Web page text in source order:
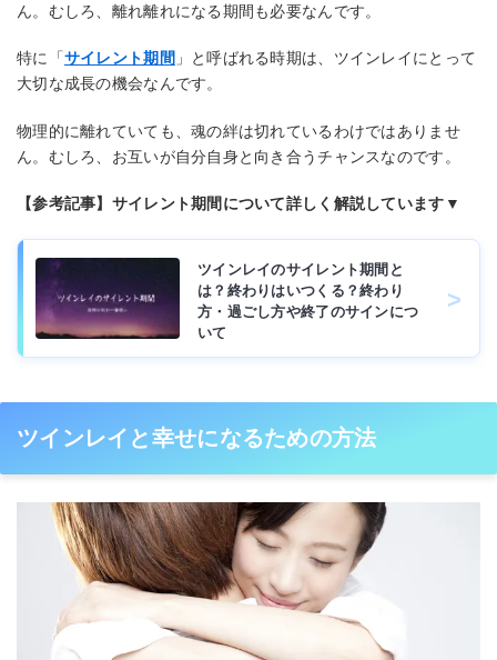
ん。むしろ、離れ離れになる期間も必要なんです。
特に「サイレント期間 」と呼ばれる時期は、ツインレイにとって
大切な成長の機会なんです。
物理的に離れていても、魂の絆は切れているわけではありませ
ん。むしろ、お互いが自分自身と向き合うチャンスなのです。
【参考記事】サイレント期間について詳しく解説しています▼
ツインレイのサイレント期間と
は？終わりはいつくる？終わり
方・過ごし方や終了のサインにつ
いて
ツインレイと幸せになるための方法